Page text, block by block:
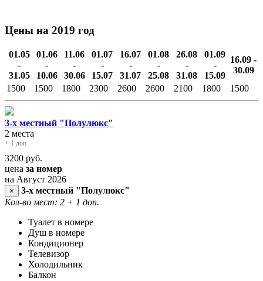
Цены на 2019 год
01.05
-
31.05
01.06
-
10.06
11.06
-
30.06
01.07
-
15.07
16.07
-
31.07
01.08
-
25.08
26.08
-
31.08
01.09
-
15.09
16.09 -
30.09
1500
1500 1800 2300 2600 2600 2100 1800 1500
3-х местный "Полулюкс"
2 места
+ 1 доп.
3200 руб.
цена за номер
на Август 2026
×
3-х местный "Полулюкс"
Кол-во мест: 2 + 1 доп.
Туалет в номере
Душ в номере
Кондиционер
Телевизор
Холодильник
Балкон